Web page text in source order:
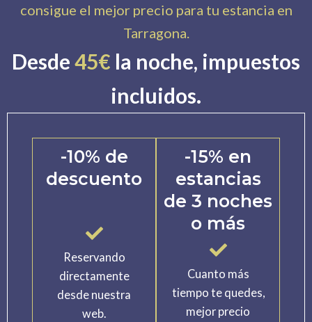
consigue el mejor precio para tu estancia en
Tarragona.
Desde45€ la noche, impuestos
incluidos.
-10% de
descuento
Reservando
directamente
desde nuestra
web.
-15% en
estancias
de 3 noches
o más
Cuanto más
tiempo te quedes,
mejor precio